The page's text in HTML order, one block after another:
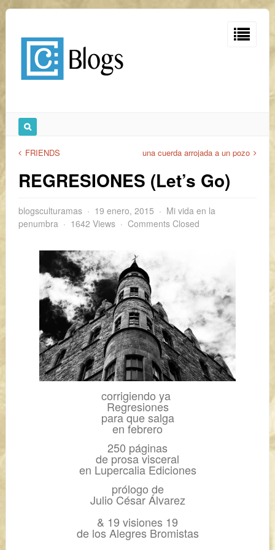
FRIENDS una cuerda arrojada a un pozo
REGRESIONES (Let’s Go)
blogsculturamas 19 enero, 2015
Mi vida en la
penumbra
1642 Views Comments Closed
corrigiendo ya
Regresiones
para que salga
en febrero
250 páginas
de prosa visceral
en Lupercalia Ediciones
prólogo de
Julio César Álvarez
& 19 visiones 19
de los Alegres Bromistas